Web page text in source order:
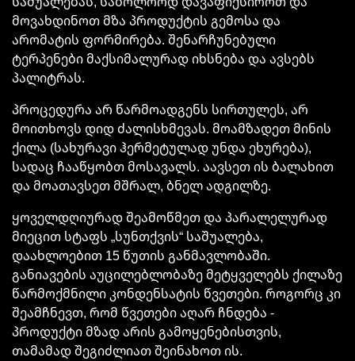
მოვახდინოთ მზა პროდუქტის გემოსა და
არომატის ფორმირება. შენარჩუნებული
ტერპენებიმაქსიმალურად იხსნება და ავსებს
პალიტრას.
პროცედურა არ წარმოადგენს სირთულეს, არ
მოითხოვს დიდ ძალისხმევას. მოამზადეთ მინის
ქილა (სახურავი ჰერმეტულად უნდა ეხურება),
სადაც ჩააწყობთ მოსავალს. აავსეთ ის ბალახით
და მოათავსეთ მშრალ, ბნელ ადგილზე.
ყოველდღიურად შეამოწმეთ და პარალელურად
მიეცით სტაფს „სუნთქვის“ საშუალება,
დაახლოებით 15 წუთის განმავლობაში.
განიავების აუცილებლობაზე მეტყველებს ქილაზე
წარმოქმნილი კონდენსატის წვეთები. როგორც კი
შეამჩნევთ, რომ წვეთები აღარ ჩნდება -
პროდუქტი მზად არის გამოყენებისთვის,
თამამად შეგიძლიათ შეინახოთ ის.